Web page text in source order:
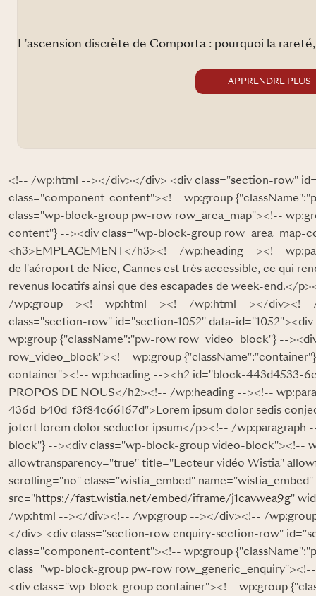
discrète de Comporta : pourquoi la rareté, et non
APPRENDRE PLUS
<!-- /wp:html --></div></div> <div class="section-row"
class="component-content"><!-- wp:group
class="wp-block-group pw-row row_area_map"><!--
content"} --><div class="wp-block-group row_area_map-
<h3>EMPLACEMENT</h3><!-- /wp:heading --><!--
de l'aéroport de Nice, Cannes est très accessible, ce qui
revenus locatifs ainsi que des escapades de week-end.</
/wp:group --><!-- wp:html --><!-- /wp:html --></div><!--
class="section-row" id="section-1052" data-
wp:group {"className":"pw-row row_video_block"} --
row_video_block"><!-- wp:group
container"><!-- wp:heading --><h2 id="block-443d4533-
PROPOS DE NOUS</h2><!-- /wp:heading --><!--
436d-b40d-f3f84c66167d">Lorem ipsum dolor sedis
jotert lorem dolor seductor ipsum</p><!-- /wp:paragraph
block"} --><div class="wp-block-group video-block"><!--
allowtransparency="true" title="Lecteur vidéo Wistia"
scrolling="no" class="wistia_embed" name="wistia_embed"
src=" https://fast.wistia.net/embed/iframe/j1cavwea9g"
/wp:html --></div><!-- /wp:group --></div><!-- /
</div> <div class="section-row enquiry-section-row"
class="component-content"><!-- wp:group
class="wp-block-group pw-row
<div class="wp-block-group container"><!-- wp:group